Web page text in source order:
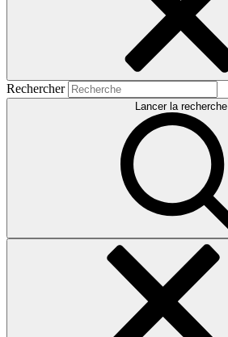
Rechercher
Lancer la recherche